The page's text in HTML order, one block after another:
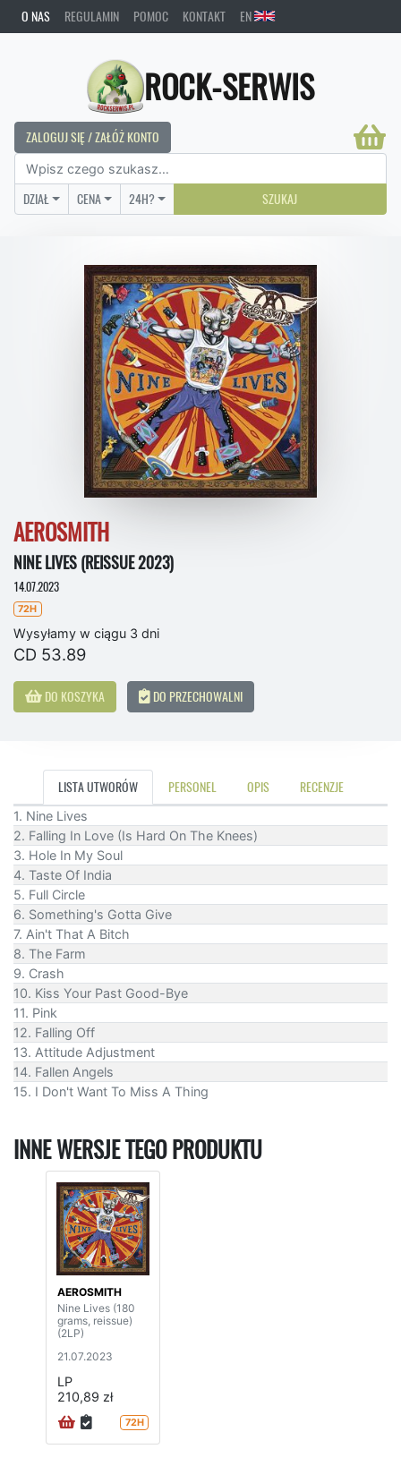
O NAS REGULAMIN POMOC KONTAKT EN
ROCK-SERWIS
ZALOGUJ SIĘ / ZAŁÓŻ KONTO
DZIAŁ CENA 24H? SZUKAJ
AEROSMITH
NINE LIVES (REISSUE 2023)
14.07.2023
72H
Wysyłamy w ciągu 3 dni
CD 53.89
DO KOSZYKA DO PRZECHOWALNI
LISTA UTWORÓW PERSONEL OPIS RECENZJE
1. Nine Lives
2. Falling In Love (Is Hard On The Knees)
3. Hole In My Soul
4. Taste Of India
5. Full Circle
6. Something's Gotta Give
7. Ain't That A Bitch
8. The Farm
9. Crash
10. Kiss Your Past Good-Bye
11. Pink
12. Falling Off
13. Attitude Adjustment
14. Fallen Angels
15. I Don't Want To Miss A Thing
INNE WERSJE TEGO PRODUKTU
AEROSMITH
Nine Lives (180
grams, reissue)
(2LP)
21.07.2023
LP
210,89 zł
72H